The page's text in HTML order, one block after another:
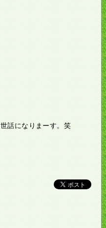
話になりまーす。笑